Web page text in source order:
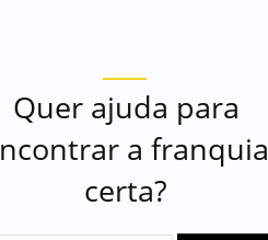
Quer ajuda para
a franquia
certa?